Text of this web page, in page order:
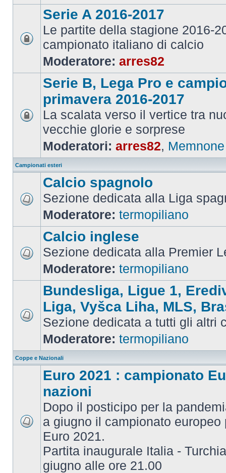
Serie A 2016-2017
Le partite della stagione 2016-
campionato italiano di calcio
Moderatore: arres82
Serie B, Lega Pro e
primavera 2016-2017
La scalata verso il vertice tra
vecchie glorie e sorprese
Moderatori: arres82, Memnone
Campionati esteri
Calcio spagnolo
Sezione dedicata alla Liga
Moderatore: termopiliano
Calcio inglese
Sezione dedicata alla Premier
Moderatore: termopiliano
Bundesliga, Ligue 1,
Liga, Vyšca Liha, MLS,
Sezione dedicata a tutti gli altri
Moderatore: termopiliano
Coppe e Nazionali
Euro 2021 : campionato
nazioni
Dopo il posticipo per la
a giugno il campionato europeo
Euro 2021.
Partita inaugurale Italia -
giugno alle ore 21.00